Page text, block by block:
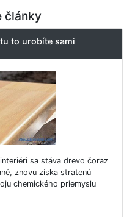
články
to urobíte sami
sa stáva drevo čoraz
znovu získa stratenú
chemického priemyslu